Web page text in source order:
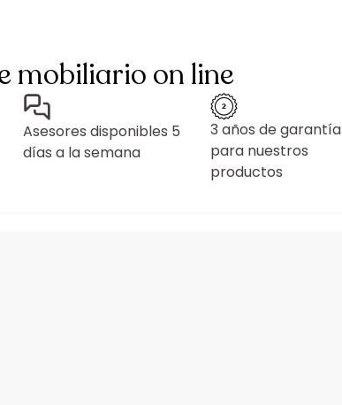
mobiliario on line
Asesores disponibles 5
días a la semana
3 años de garantía
para nuestros
productos